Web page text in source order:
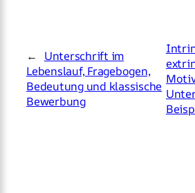
←
Unterschrift im
Lebenslauf, Fragebogen,
Bedeutung und klassische
Bewerbung